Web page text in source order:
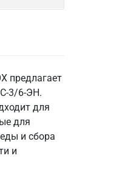
предлагает
3/6-ЭН.
для
для
и сбора
и